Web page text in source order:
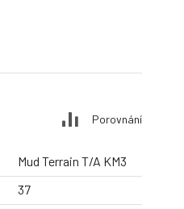
Porovnání
Mud Terrain T/A KM3
37